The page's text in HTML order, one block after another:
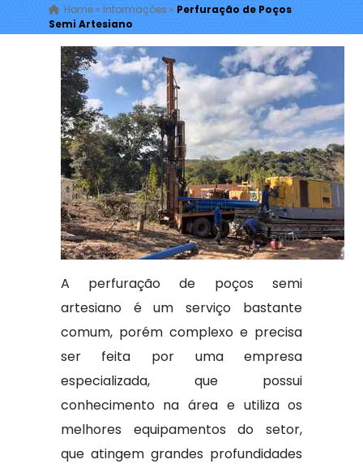
Home» Informações » Perfuração de Poços
Semi Artesiano
A perfuração de poços semi
artesiano é um serviço bastante
comum, porém complexo e precisa
ser feita por uma empresa
especializada, que possui
conhecimento na área e utiliza os
melhores equipamentos do setor,
que atingem grandes profundidades